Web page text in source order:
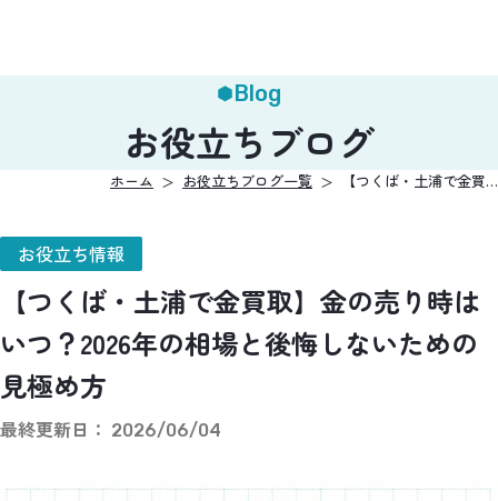
Blog
お役立ちブログ
ホーム お役立ちブログ一覧 【つくば・土浦で金買…
お役立ち情報
【つくば・土浦で金買取】金の売り時は
いつ？2026年の相場と後悔しないための
見極め方
最終更新日： 2026/06/04